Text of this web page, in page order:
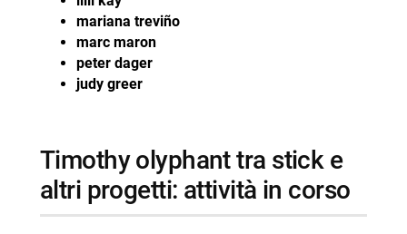
mariana treviño
marc maron
peter dager
judy greer
timothy olyphant tra stick e
altri progetti: attività in corso